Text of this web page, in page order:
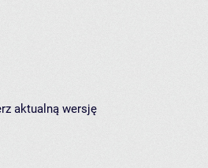
aktualną wersję